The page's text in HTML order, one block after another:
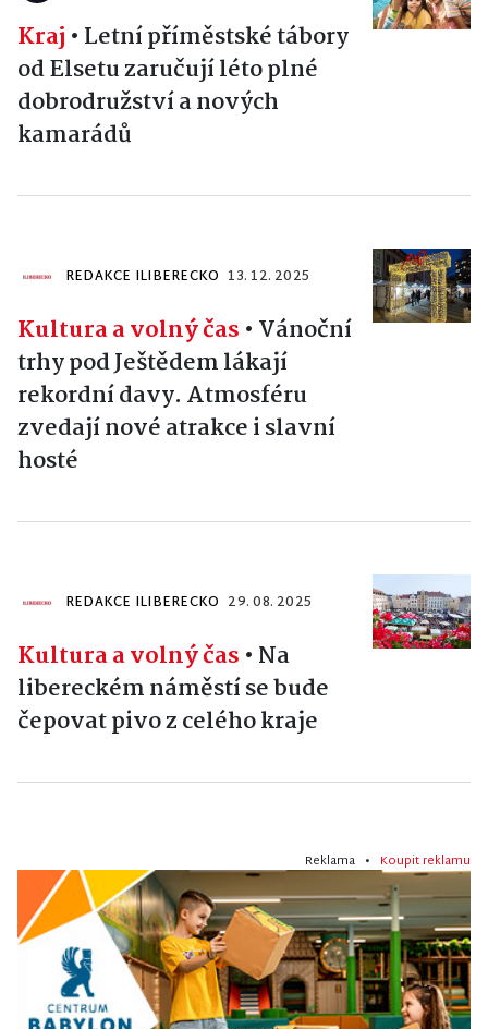
Kraj • Letní příměstské tábory
od Elsetu zaručují léto plné
dobrodružství a nových
kamarádů
REDAKCE ILIBERECKO 13. 12. 2025
Kultura a volný čas • Vánoční
trhy pod Ještědem lákají
rekordní davy. Atmosféru
zvedají nové atrakce i slavní
hosté
REDAKCE ILIBERECKO 29. 08. 2025
Kultura a volný čas • Na
libereckém náměstí se bude
čepovat pivo z celého kraje
Reklama • Koupit reklamu